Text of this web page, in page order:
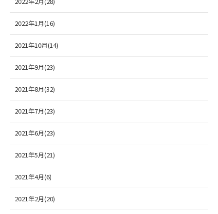
2022年1月(16)
2021年10月(14)
2021年9月(23)
2021年8月(32)
2021年7月(23)
2021年6月(23)
2021年5月(21)
2021年4月(6)
2021年2月(20)